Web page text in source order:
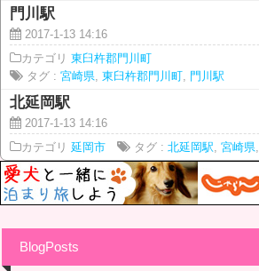
門川駅
2017-1-13 14:16
カテゴリ 東臼杵郡門川町
タグ : 宮崎県, 東臼杵郡門川町 , 門川駅
北延岡駅
2017-1-13 14:16
カテゴリ 延岡市 タグ : 北延岡駅, 宮崎県,
BlogPosts